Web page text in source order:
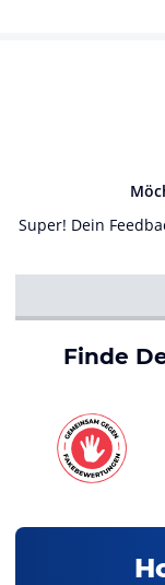
Super! Dein
Finde